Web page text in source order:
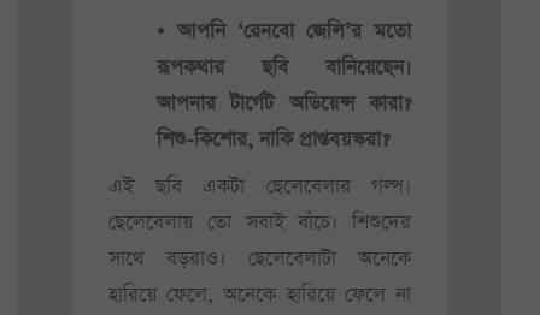
• আপনি ‘রেনবো জেলি’র মতো
রূপকথার ছবি বানিয়েছেন।
আপনার টার্গেট অডিয়েন্স কারা?
শিশু-কিশোর, নাকি প্রাপ্তবয়স্করা?
এই ছবি একটা ছেলেবেলার গল্প।
ছেলেবেলায় তো সবাই বাঁচে। শিশুদের
সাথে বড়রাও। ছেলেবেলাটা অনেকে
হারিয়ে ফেলে, অনেকে হারিয়ে ফেলে না